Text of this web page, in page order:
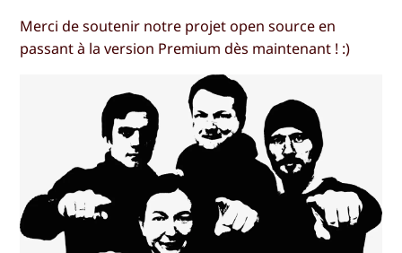
Merci de soutenir notre projet open source en
passant à la version Premium dès maintenant ! :)